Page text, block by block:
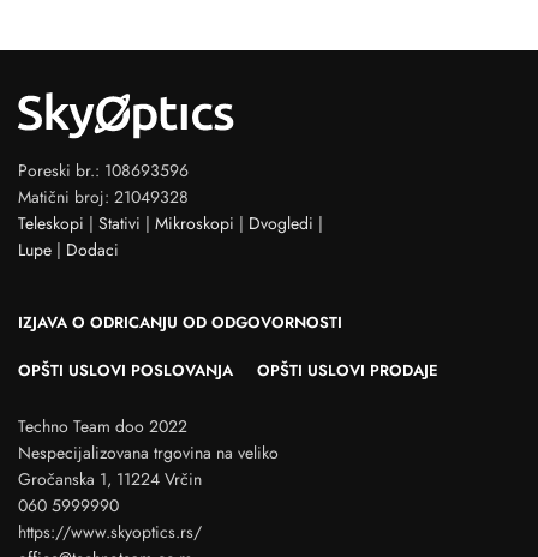
Poreski br.: 108693596
Matični broj: 21049328
Teleskopi | Stativi | Mikroskopi | Dvogledi |
Lupe | Dodaci
IZJAVA O ODRICANJU OD ODGOVORNOSTI
OPŠTI USLOVI POSLOVANJA OPŠTI USLOVI PRODAJE
Techno Team doo 2022
Nespecijalizovana trgovina na veliko
Gročanska 1, 11224 Vrčin
060 5999990
https://www.skyoptics.rs/